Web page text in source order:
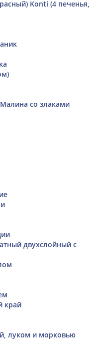
Konti (4 печенья,
со злаками
двухслойный с
край
луком и морковью